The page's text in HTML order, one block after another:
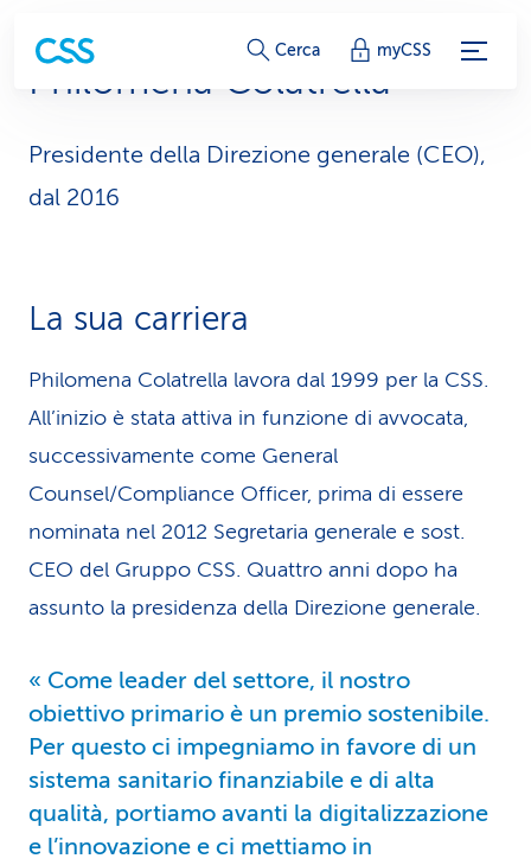
c
o
l
a
m
e
n
t
i
d
s
e
r
v
Cerca myCSS
Philomena Colatrella
Presidente della Direzione generale (CEO),
dal 2016
La sua carriera
Philomena Colatrella lavora dal 1999 per la CSS.
All’inizio è stata attiva in funzione di avvocata,
successivamente come General
Counsel/Compliance Officer, prima di essere
nominata nel 2012 Se­gre­taria generale e sost.
CEO del Gruppo CSS. Quattro anni dopo ha
assunto la presidenza della Direzione generale.
Come leader del settore, il nostro
obiettivo primario è un premio sostenibile.
Per questo ci impe­gniamo in favore di un
sistema sanitario finanziabile e di alta
qualità, portiamo avanti la digi­ta­lizzazione
e l’innovazione e ci metti­amo in